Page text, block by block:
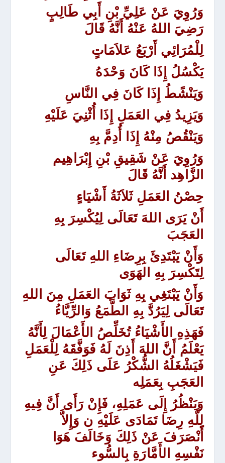
وَرُوِيَ عَنْ عَلِيِّ بْنِ أَبِي طَالِبٍ
رَضِيَ اللهُ عَنْهُ أَنَّهُ قَالَ
لِلْمُرَائِي أَرْبَعُ عَلاَمَاتٍ
يَكْسُلُ إِذَا كَانَ وَحْدَهُ
وَيَنْشًطُ إِذَا كَانَ فِي النَّاسِ
وَيَزِيدُ فِي العَمَلِ إِذَا أُثْنِيَ عَلَيْهِ
وَيَنْقُصُ مِنْهُ إِذَا أُدِمَّ بِهِ
وَرُوِيَ عَنْ شَقِيقِ بْنِ إِبْرَاهِيم
الزَّاهِد أَنَّهُ قَالَ
حِصْنُ العَمَلِ ثَلاَثَةُ أَشْيَاءٍ
أَنْ يَرَى اللهَ تَعَالَى لِيُكْسِرَ بِهِ
العَجَبَ
وَأَنْ يَبْتَدِئَ بِرِضَاءِ اللهِ تَعَالَى
لِتَكْسِرَ بِهِ الهَوَى
وَأَنْ يَبْتَغِي بِهِ ثَوَابَ العَمَلِ مِنَ اللهِ
تَعَالَى لِيَرُدَّ بِهِ الطَّمَعُ وَالرِّيَّاءُ
فَهَذِهِ الأَشْيَاءُ تُخَلِّصُ الأَعْمَالَ لِأَنَّهُ
يَعْلَمُ أَنَّ اللهَ أَذِنَ لَهُ فَوَفَّقَهُ لِلْعَمَلِ
فَيَشْغَلُهُ الشُّكْرُ عَلَى ذَلِكَ عَنِ
العَجَبِ بِعَمَلِه
وَيَنْظُرُ إِلَى عَمَلِهِ، فَإِنْ رَأَى أَنَّ فِيهِ
لِلَّهِ رِضَا تَمَادَى عَلَيْهِ ن وَإِلاَّ
أَنْصَرَفَ عَنْ ذَلِكَ وَخَالَفَ هَوَا
نَفْسِهِ الأَمَّارَةِ بِالسُّوء